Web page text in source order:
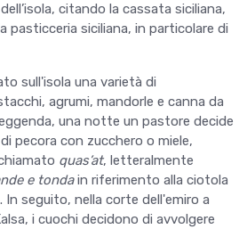
citando la cassata siciliana,
pasticceria siciliana, in particolare di
sull'isola una varietà di
agrumi, mandorle e canna da
una notte un pastore decide
pecora con zucchero o miele,
quas’at, letteralmente
e tondain riferimento alla ciotola
In seguito, nella corte dell'emiro a
i cuochi decidono di avvolgere